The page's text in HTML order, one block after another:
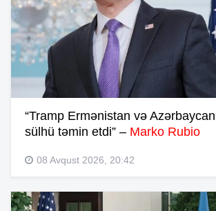
“Tramp Ermənistan və
sülhü təmin etdi” – Marko Rubio
08 Avqust 2026, 20:42